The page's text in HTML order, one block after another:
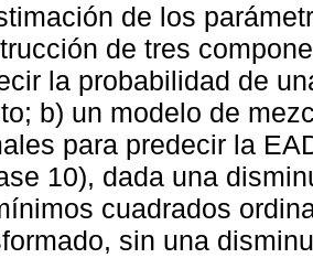
de los
de tres
la probabilidad de
b) un modelo de
para predecir la
10), dada una
cuadrados
sin una